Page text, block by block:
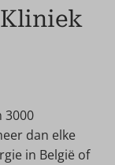
Kliniek
3000
dan elke
in België of